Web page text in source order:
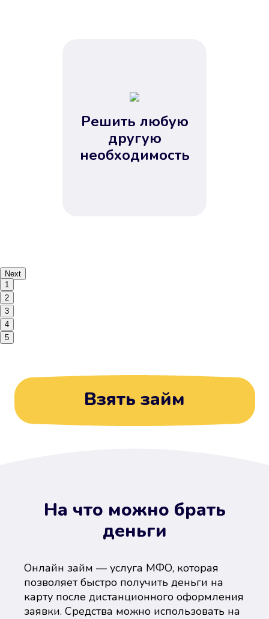
Решить любую
другую
необходимость
Next
1
2
3
4
5
Взять займ
На что можно брать
деньги
Онлайн займ — услуга МФО, которая
позволяет быстро получить деньги на
карту после дистанционного оформления
заявки. Средства можно использовать на